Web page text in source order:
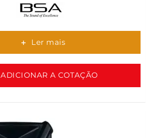
Ler mais
ADICIONAR A COTAÇÃO